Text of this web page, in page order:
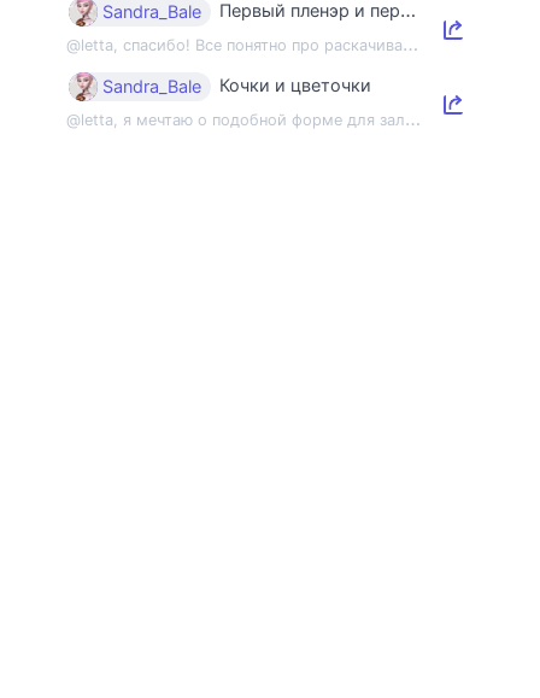
Sandra_Bale Первый пленэр и первый этюд
@
letta, спасибо! Все понятно про раскачивание пленэрной мышцы, но напомнить об э...
Sandra_Bale Кочки и цветочки
@
letta, я мечтаю о подобной форме для зала 😂